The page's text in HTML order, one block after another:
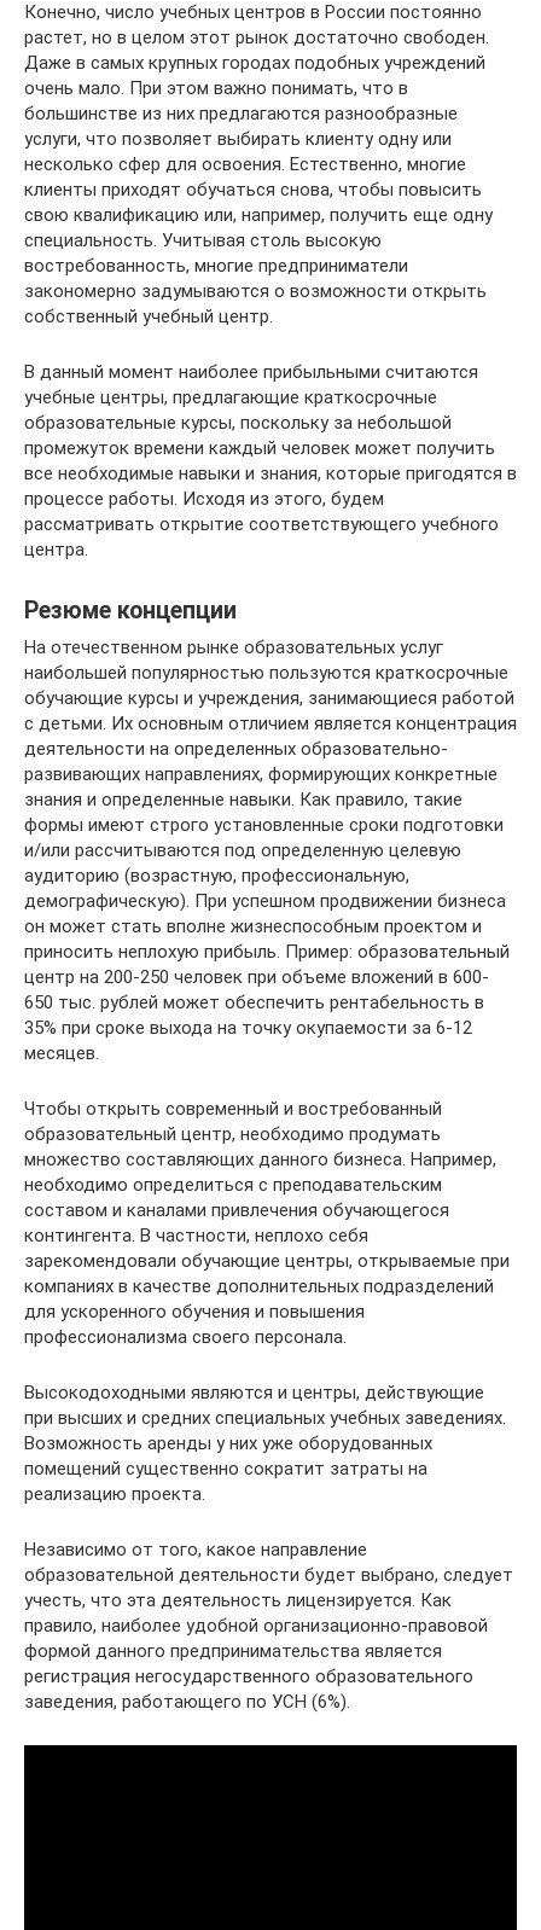
Конечно, число учебных центров в России постоянно
растет, но в целом этот рынок достаточно свободен.
Даже в самых крупных городах подобных учреждений
очень мало. При этом важно понимать, что в
большинстве из них предлагаются разнообразные
услуги, что позволяет выбирать клиенту одну или
несколько сфер для освоения. Естественно, многие
клиенты приходят обучаться снова, чтобы повысить
свою квалификацию или, например, получить еще одну
специальность. Учитывая столь высокую
востребованность, многие предприниматели
закономерно задумываются о возможности открыть
собственный учебный центр.
В данный момент наиболее прибыльными считаются
учебные центры, предлагающие краткосрочные
образовательные курсы, поскольку за небольшой
промежуток времени каждый человек может получить
все необходимые навыки и знания, которые пригодятся в
процессе работы. Исходя из этого, будем
рассматривать открытие соответствующего учебного
центра.
Резюме концепции
На отечественном рынке образовательных услуг
наибольшей популярностью пользуются краткосрочные
обучающие курсы и учреждения, занимающиеся работой
с детьми. Их основным отличием является концентрация
деятельности на определенных образовательно-
развивающих направлениях, формирующих конкретные
знания и определенные навыки. Как правило, такие
формы имеют строго установленные сроки подготовки
и/или рассчитываются под определенную целевую
аудиторию (возрастную, профессиональную,
демографическую). При успешном продвижении бизнеса
он может стать вполне жизнеспособным проектом и
приносить неплохую прибыль. Пример: образовательный
центр на 200-250 человек при объеме вложений в 600-
650 тыс. рублей может обеспечить рентабельность в
35% при сроке выхода на точку окупаемости за 6-12
месяцев.
Чтобы открыть современный и востребованный
образовательный центр, необходимо продумать
множество составляющих данного бизнеса. Например,
необходимо определиться с преподавательским
составом и каналами привлечения обучающегося
контингента. В частности, неплохо себя
зарекомендовали обучающие центры, открываемые при
компаниях в качестве дополнительных подразделений
для ускоренного обучения и повышения
профессионализма своего персонала.
Высокодоходными являются и центры, действующие
при высших и средних специальных учебных заведениях.
Возможность аренды у них уже оборудованных
помещений существенно сократит затраты на
реализацию проекта.
Независимо от того, какое направление
образовательной деятельности будет выбрано, следует
учесть, что эта деятельность лицензируется. Как
правило, наиболее удобной организационно-правовой
формой данного предпринимательства является
регистрация негосударственного образовательного
заведения, работающего по УСН (6%).